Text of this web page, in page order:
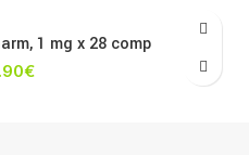
1 mg x 28 comp
€